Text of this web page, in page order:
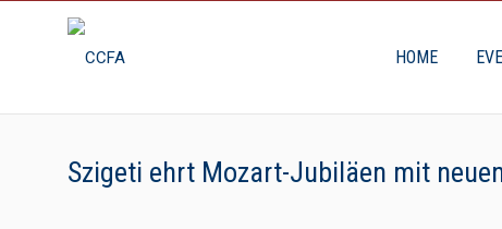
HOME
Szigeti ehrt Mozart-Jubiläen mit